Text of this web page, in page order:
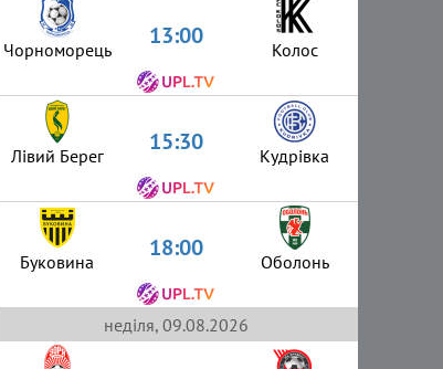
Чорноморець 13:00 Колос
Лівий Берег 15:30 Кудрівка
Буковина 18:00 Оболонь
неділя, 09.08.2026